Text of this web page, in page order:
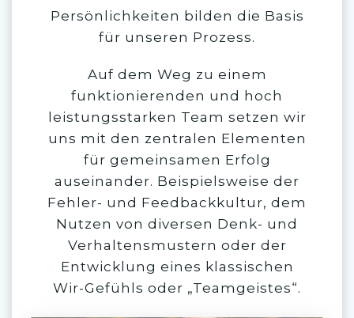
Persönlichkeiten bilden die Basis
für unseren Prozess.
Auf dem Weg zu einem
funktionierenden und hoch
leistungsstarken Team setzen wir
uns mit den zentralen Elementen
für gemeinsamen Erfolg
auseinander. Beispielsweise der
Fehler- und Feedbackkultur, dem
Nutzen von diversen Denk- und
Verhaltensmustern oder der
Entwicklung eines klassischen
Wir-Gefühls oder „Teamgeistes“.